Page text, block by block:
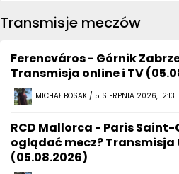
Transmisje meczów
Ferencváros - Górnik
Transmisja online i TV
MICHAŁ BOSAK / 5 SIERPNIA 2026, 12:13
RCD Mallorca - Paris
oglądać mecz?
(05.08.2026)